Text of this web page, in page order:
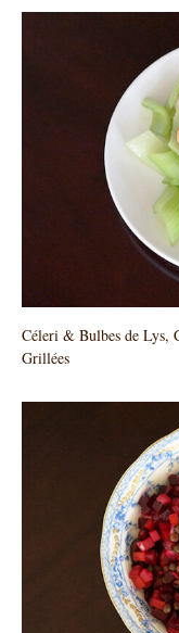
Céleri & Bulbes de Lys,
Grillées